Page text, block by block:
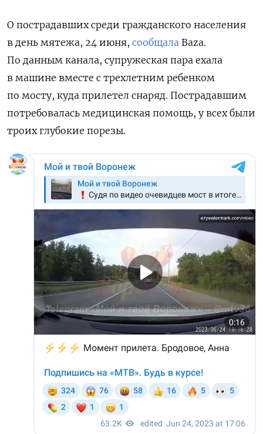
О пострадавших среди гражданского населения
в день мятежа, 24 июня, сообщала Baza.
По данным канала, супружеская пара ехала
в машине вместе с трехлетним ребенком
по мосту, куда прилетел снаряд. Пострадавшим
потребовалась медицинская помощь, у всех были
троих глубокие порезы.